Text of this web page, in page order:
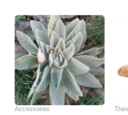
Accessoires
Plage
de
prix :
€4,00
à
€9,95
Ce
produit
a
plusieurs
variations.
Les
options
peuvent